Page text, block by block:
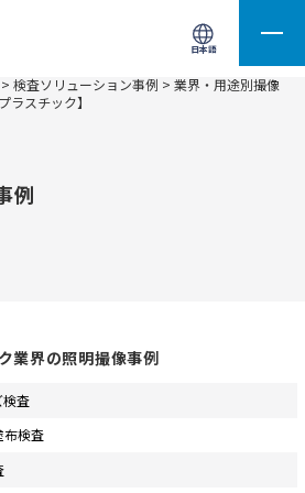
日本語
サイト内検索(Enterで実行)
> 検査ソリューション事例 > 業界・用途別撮像
スチック】
例
業界の照明撮像事例
検査
布検査